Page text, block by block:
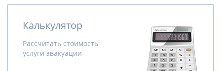
Калькулятор
Рассчитать стоимость
услуги эвакуации